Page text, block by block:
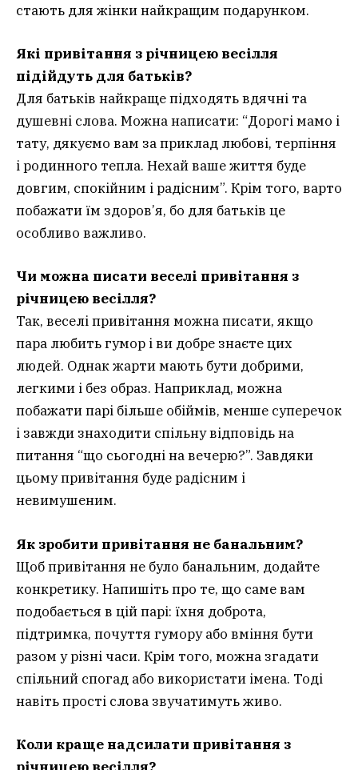
стають для жінки найкращим подарунком.
Які привітання з річницею весілля
підійдуть для батьків?
Для батьків найкраще підходять вдячні та
душевні слова. Можна написати: “Дорогі мамо і
тату, дякуємо вам за приклад любові, терпіння
і родинного тепла. Нехай ваше життя буде
довгим, спокійним і радісним”. Крім того, варто
побажати їм здоров’я, бо для батьків це
особливо важливо.
Чи можна писати веселі привітання з
річницею весілля?
Так, веселі привітання можна писати, якщо
пара любить гумор і ви добре знаєте цих
людей. Однак жарти мають бути добрими,
легкими і без образ. Наприклад, можна
побажати парі більше обіймів, менше суперечок
і завжди знаходити спільну відповідь на
питання “що сьогодні на вечерю?”. Завдяки
цьому привітання буде радісним і
невимушеним.
Як зробити привітання не банальним?
Щоб привітання не було банальним, додайте
конкретику. Напишіть про те, що саме вам
подобається в цій парі: їхня доброта,
підтримка, почуття гумору або вміння бути
разом у різні часи. Крім того, можна згадати
спільний спогад або використати імена. Тоді
навіть прості слова звучатимуть живо.
Коли краще надсилати привітання з